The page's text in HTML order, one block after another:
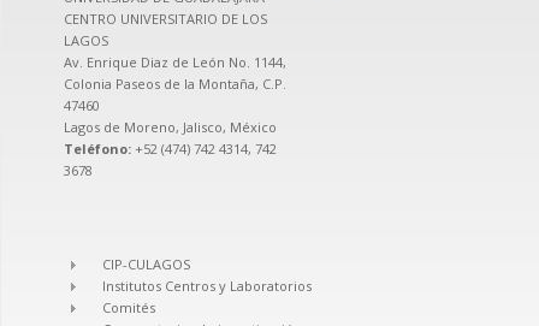
CENTRO UNIVERSITARIO DE LOS
LAGOS
Av. Enrique Diaz de León No. 1144,
Colonia Paseos de la Montaña, C.P.
47460
Lagos de Moreno, Jalisco, México
Teléfono: +52 (474) 742 4314, 742
3678
CIP-CULAGOS
Institutos Centros y Laboratorios
Comités